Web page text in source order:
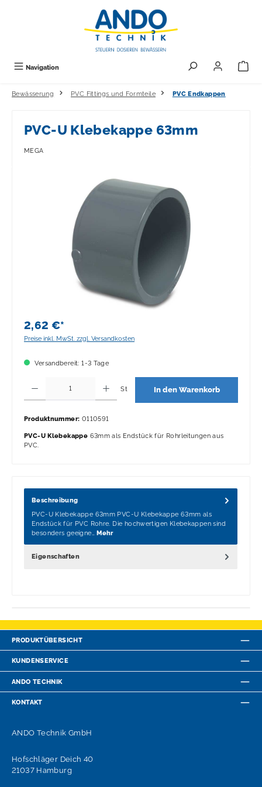
Navigation
Bewässerung PVC Fittings und Formteile PVC Endkappen
PVC-U Klebekappe 63mm
MEGA
Bildergalerie überspringen
2,62 €*
Preise inkl. MwSt. zzgl. Versandkosten
Versandbereit: 1-3 Tage
St In den Warenkorb
Produktnummer: 0110591
PVC-U Klebekappe 63mm als Endstück für Rohrleitungen aus
PVC.
Beschreibung
PVC-U Klebekappe 63mm PVC-U Klebekappe 63mm als
Endstück für PVC Rohre. Die hochwertigen Klebekappen sind
besonders geeigne…Mehr
Eigenschaften
PRODUKTÜBERSICHT
KUNDENSERVICE
ANDO TECHNIK
KONTAKT
ANDO Technik GmbH
Hofschläger Deich 40
21037 Hamburg